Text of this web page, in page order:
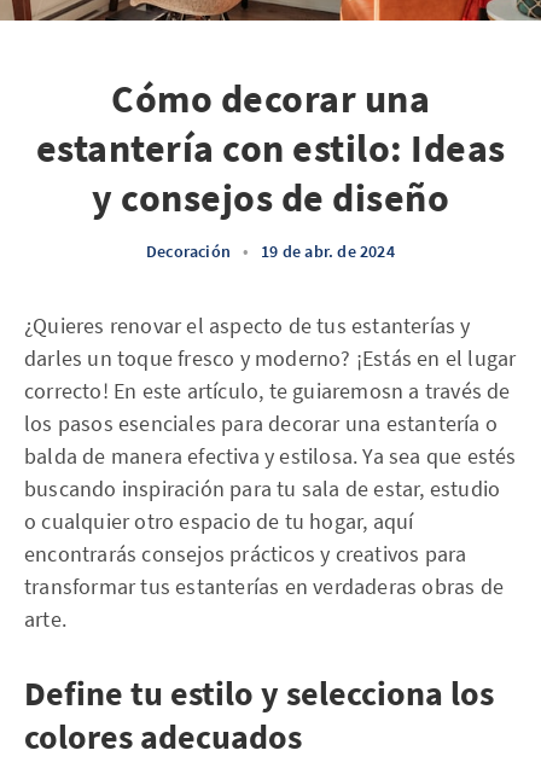
Cómo decorar una
estantería con estilo: Ideas
y consejos de diseño
Decoración • 19 de abr. de 2024
¿Quieres renovar el aspecto de tus estanterías y
darles un toque fresco y moderno? ¡Estás en el lugar
correcto! En este artículo, te guiaremosn a través de
los pasos esenciales para decorar una estantería o
balda de manera efectiva y estilosa. Ya sea que estés
buscando inspiración para tu sala de estar, estudio
o cualquier otro espacio de tu hogar, aquí
encontrarás consejos prácticos y creativos para
transformar tus estanterías en verdaderas obras de
arte.
Define tu estilo y selecciona los
colores adecuados